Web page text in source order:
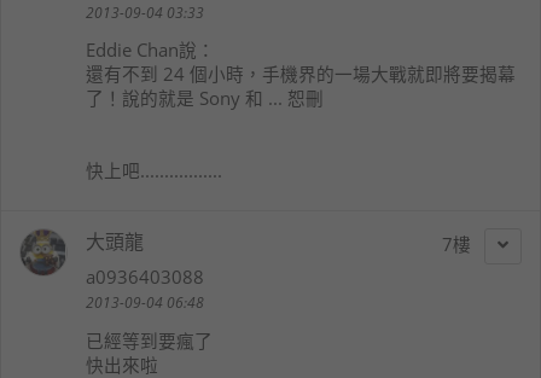
2013-09-04 03:33
Eddie Chan說：
還有不到 24 個小時，手機界的一場大戰就即將要揭幕
了！說的就是 Sony 和 ... 恕刪
快上吧.................
7
大頭龍
a0936403088
2013-09-04 06:48
已經等到要瘋了
快出來啦